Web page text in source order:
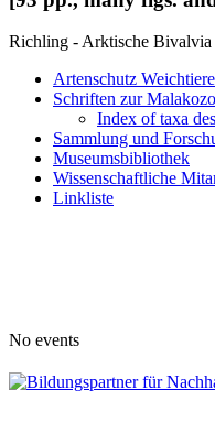
Richling - Arktische Bivalvia
Artenschutz Weichtiere
Schriften zur
Index of taxa
Sammlung und
Museumsbibliothek
Wissenschaftliche
Linkliste
No events